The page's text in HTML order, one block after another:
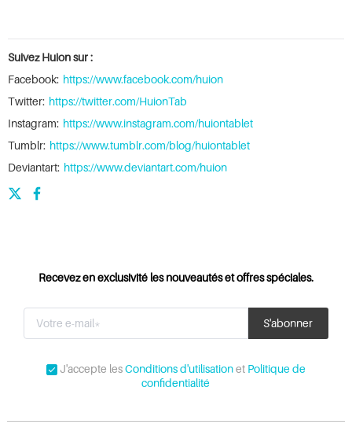
Suivez Huion sur :
Facebook: https://www.facebook.com/huion
Twitter: https://twitter.com/HuionTab
Instagram: https://www.instagram.com/huiontablet
Tumblr: https://www.tumblr.com/blog/huiontablet
Deviantart: https://www.deviantart.com/huion
Recevez en exclusivité les nouveautés et offres spéciales.
J'accepte lesConditions d'utilisationet Politique de
confidentialité